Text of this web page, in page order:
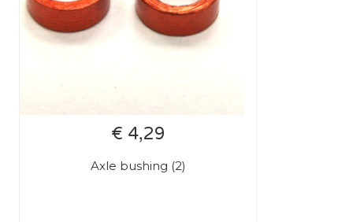
€ 4,29
Axle bushing (2)